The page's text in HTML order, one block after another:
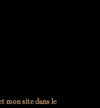
mon site dans le